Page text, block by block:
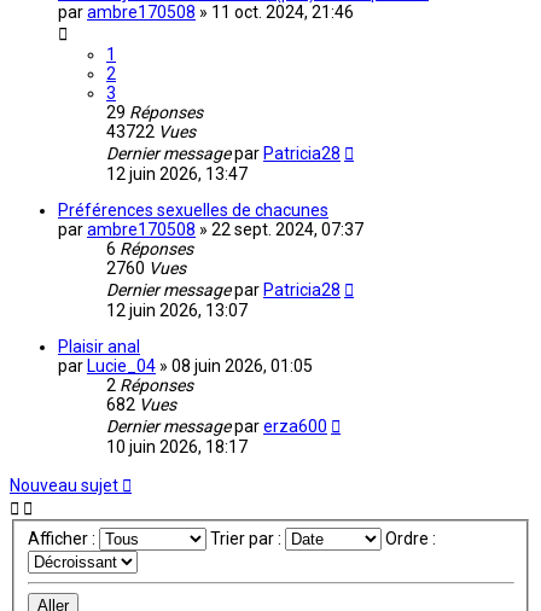
parambre170508 » 11 oct. 2024, 21:46
1
2
3
29 Réponses
43722 Vues
Dernier messagepar Patricia28
12 juin 2026, 13:47
Préférences sexuelles de chacunes
parambre170508 » 22 sept. 2024, 07:37
6 Réponses
2760 Vues
Dernier messagepar Patricia28
12 juin 2026, 13:07
Plaisir anal
par Lucie_04 » 08 juin 2026, 01:05
2 Réponses
682 Vues
Dernier messageparerza600
10 juin 2026, 18:17
Nouveau sujet
Afficher : Trier par : Ordre :